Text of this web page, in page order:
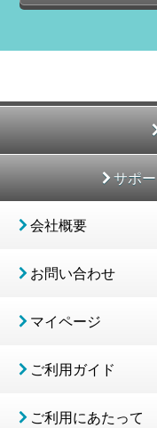
サポ
会社概要
お問い合わせ
マイページ
ご利用ガイド
ご利用にあたって